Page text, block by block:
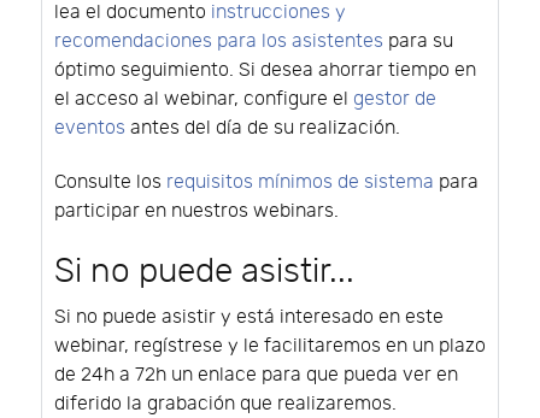
lea el documento instrucciones y
recomendaciones para los asistentes para su
óptimo seguimiento. Si desea ahorrar tiempo en
el acceso al webinar, configure el gestor de
eventos antes del día de su realización.
Consulte los requisitos mínimos de sistema para
participar en nuestros webinars.
Si no puede asistir...
Si no puede asistir y está interesado en este
webinar, regístrese y le facilitaremos en un plazo
de 24h a 72h un enlace para que pueda ver en
diferido la grabación que realizaremos.